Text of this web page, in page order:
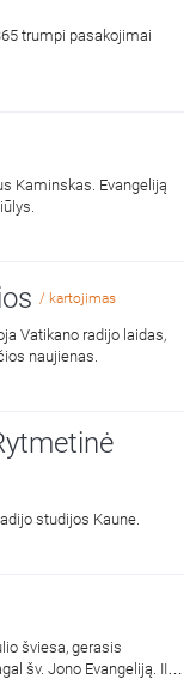
trumpi pasakojimai
Kaminskas. Evangeliją
/ kartojimas
Vatikano radijo laidas,
naujienas.
studijos Kaune.
šviesa, gerasis
šv. Jono Evangeliją. II